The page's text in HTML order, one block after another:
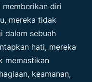
diri
mereka tidak
dalam sebuah
hati, mereka
memastikan
keamanan,